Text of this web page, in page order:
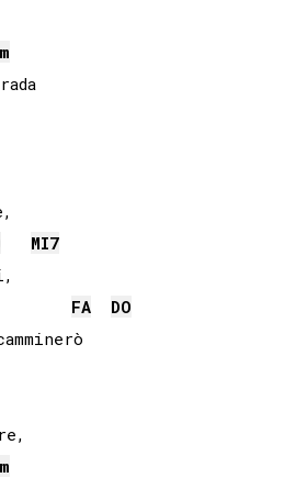
m
MI7
FA
DO
m